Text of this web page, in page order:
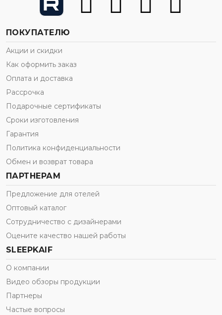
ПОКУПАТЕЛЮ
Акции и скидки
Как оформить заказ
Оплата и доставка
Рассрочка
Подарочные сертификаты
Сроки изготовления
Гарантия
Политика конфиденциальности
Обмен и возврат товара
ПАРТНЕРАМ
Предложение для отелей
Оптовый каталог
Сотрудничество с дизайнерами
Оцените качество нашей работы
SLEEPKAIF
О компании
Видео обзоры продукции
Партнеры
Частые вопросы